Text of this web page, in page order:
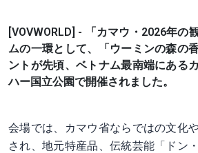
[VOVWORLD] - 「カマウ・2026年の
ムの一環として、「ウーミンの森の
ントが先頃、ベトナム最南端にある
ハー国立公園で開催されました。
会場では、カマウ省ならではの文化
され、地元特産品、伝統芸能「ドン